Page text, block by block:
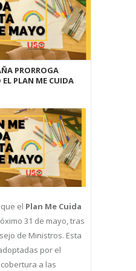
PRORROGA
PLAN ME CUIDA
el Plan Me Cuida
31 de mayo, tras
de Ministros. Esta
por el
a las